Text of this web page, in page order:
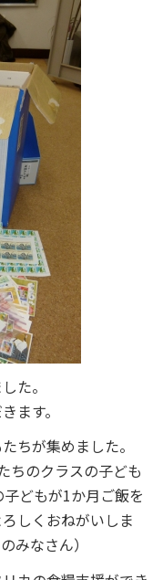
た。
ます。
ちが集めました。
ちのクラスの子ども
子どもが1か月ご飯を
しくおねがいしま
みなさん）